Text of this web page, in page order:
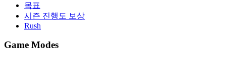
목표
시즌 진행도 보상
Rush
Game Modes